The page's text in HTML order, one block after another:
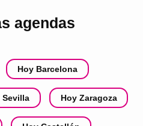
agendas
Hoy Barcelona
Sevilla Hoy Zaragoza